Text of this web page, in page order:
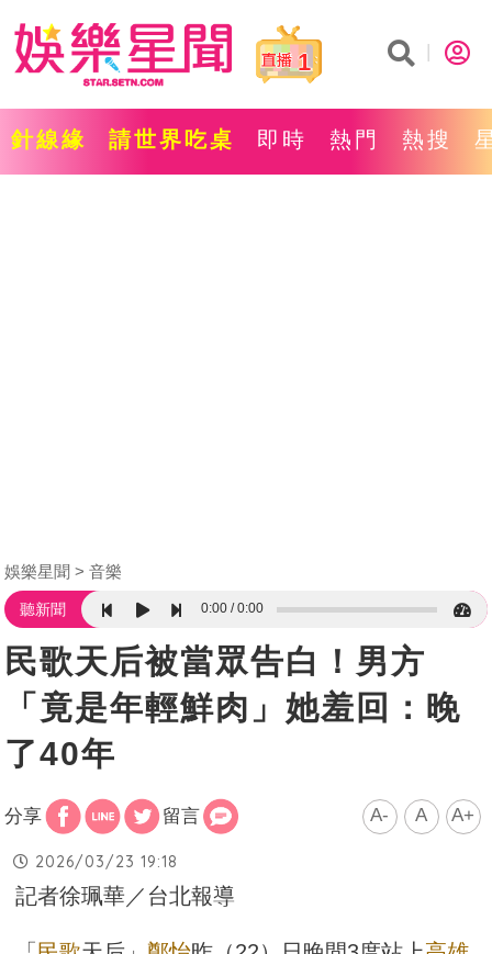
1
針線緣 請世界吃桌 即時 熱門 熱搜
娛樂星聞 音樂
聽新聞 0:00 0:00
民歌天后被當眾告白！男方
「竟是年輕鮮肉」她羞回：晚
了40年
分享 留言 A- A A+
2026/03/23 19:18
記者徐珮華／台北報導